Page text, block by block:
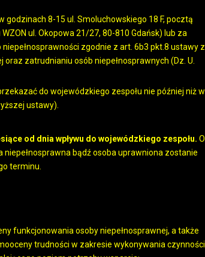
8-15 ul. Smoluchowskiego 18 F, pocztą
ul. Okopowa 21/27, 80-810 Gdańsk) lub za
zgodnie z art. 6b3 pkt.8 ustawy z
zatrudnianiu osób niepełnosprawnych (Dz. U.
do wojewódzkiego zespołu nie później niż w
ustawy).
od dnia wpływu do wojewódzkiego zespołu. O
bądź osoba uprawniona zostanie
terminu.
funkcjonowania osoby niepełnosprawnej, a także
trudności w zakresie wykonywania czynności